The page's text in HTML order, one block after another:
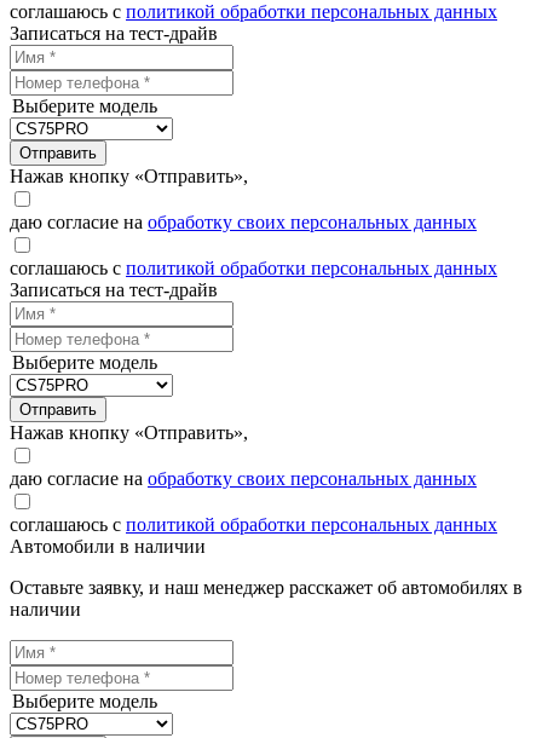
соглашаюсь с политикой обработки персональных данных
Записаться на тест-драйв
Выберите модель
Отправить
Нажав кнопку «Отправить»,
даю согласие на обработку своих персональных данных
соглашаюсь с политикой обработки персональных данных
Записаться на тест-драйв
Выберите модель
Отправить
Нажав кнопку «Отправить»,
даю согласие на обработку своих персональных данных
соглашаюсь с политикой обработки персональных данных
Автомобили в наличии
Оставьте заявку, и наш менеджер расскажет об автомобилях в
наличии
Выберите модель